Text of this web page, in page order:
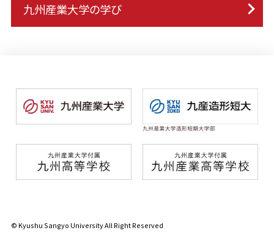
九州産業大学の学び
© Kyushu Sangyo University All Right Reserved